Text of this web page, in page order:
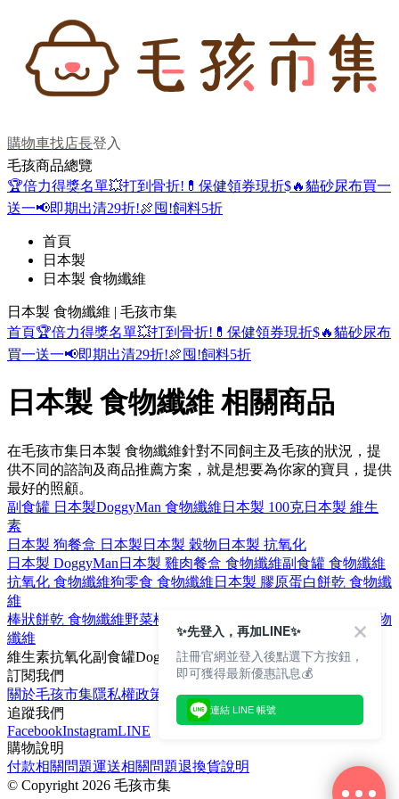
購物車找店長登入
毛孩商品總覽
🏆倍力得獎名單💥打到骨折! 💊保健領券現折$🔥貓砂尿布買一
送一📢即期出清29折!🍖囤!飼料5折
首頁
日本製
日本製 食物纖維
日本製 食物纖維 | 毛孩市集
首頁🏆倍力得獎名單💥打到骨折! 💊保健領券現折$🔥貓砂尿布
買一送一📢即期出清29折!🍖囤!飼料5折
日本製 食物纖維 相關商品
在毛孩市集日本製 食物纖維針對不同飼主及毛孩的狀況，提
供不同的諮詢及商品推薦方案，就是想要為你家的寶貝，提供
最好的照顧。
副食罐 日本製DoggyMan 食物纖維 日本製 100克日本製 維生
素
日本製 狗餐盒 日本製 日本製 穀物 日本製 抗氧化
日本製 DoggyMan 日本製 雞肉餐盒 食物纖維副食罐 食物纖維
抗氧化 食物纖維狗零食 食物纖維 日本製 膠原蛋白餅乾 食物纖
維
棒狀餅乾 食物纖維野菜棒 食物纖維
消臭 食物
纖維
維生素抗氧化副食罐DoggyMan穀物
訂閱我們
關於毛孩市集隱私權政策
文章
追蹤我們
FacebookInstagramLINE
購物說明
付款相關問題運送相關問題退換貨說明
© Copyright 2026 毛孩市集
✨先登入，再加LINE✨
註冊官網並登入後點選下方按鈕，
即可獲得最新優惠訊息💰
連結 LINE 帳號